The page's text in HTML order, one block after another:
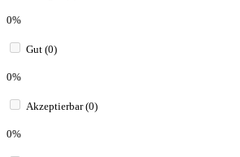
0%
Gut (0)
0%
Akzeptierbar (0)
0%